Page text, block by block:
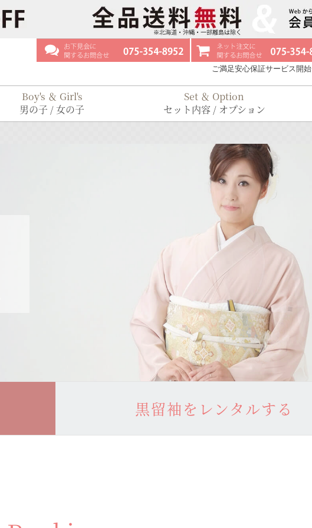
ご満足安心保証サービス開始
Boy's ＆ Girl's
男の子 / 女の子
Set ＆ Option
セット内容 / オプション
黒留袖をレンタルする